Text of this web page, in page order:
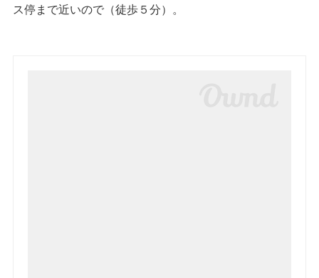
ス停まで近いので（徒歩５分）。